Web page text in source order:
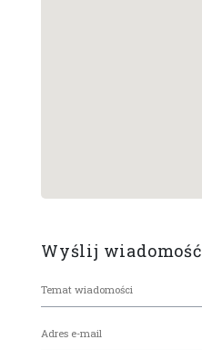
Wyślij wiadomość